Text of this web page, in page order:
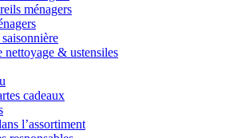
ménagers
nettoyage & ustensiles
cadeaux
l’assortiment